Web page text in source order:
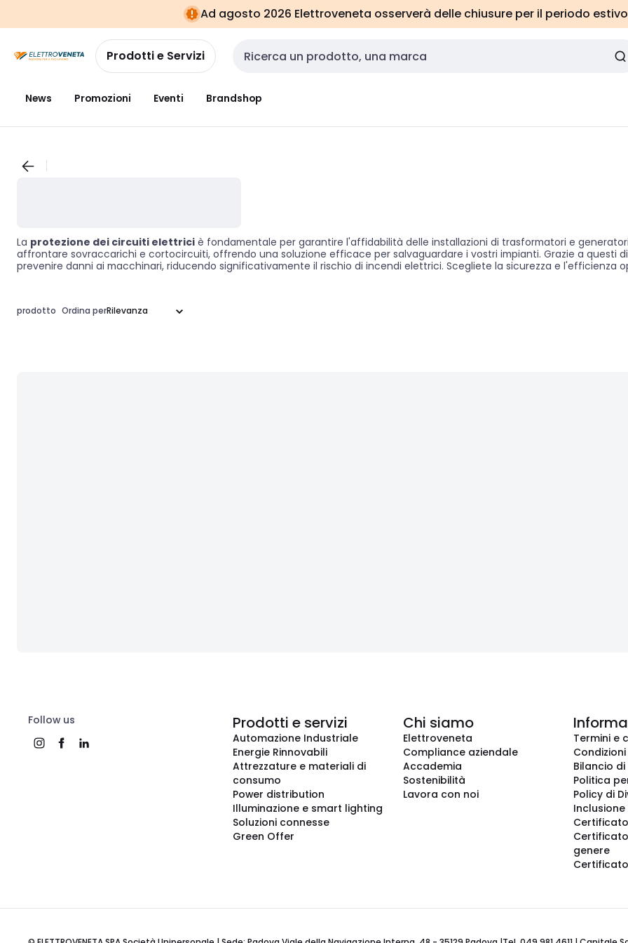
navigazionealla
pagina
Ad agosto 2026 Elettroveneta osserverà delle chiusure per il periodo
Prodotti e Servizi Cerca input
News Promozioni Eventi Brandshop
La protezione dei circuiti elettrici è fondamentale per garantire l'affidabilità delle installazioni di trasformatori e
affrontare sovraccarichi e cortocircuiti, offrendo una soluzione efficace per salvaguardare i vostri impianti. Grazie a questi
prevenire danni ai macchinari, riducendo significativamente il rischio di incendi elettrici. Scegliete la sicurezza e l'efficienza
prodotto Ordina per
Follow us Prodotti e servizi
Automazione Industriale
Energie Rinnovabili
Attrezzature e materiali di
consumo
Power distribution
Illuminazione e smart lighting
Soluzioni connesse
Green Offer
Chi siamo
Elettroveneta
Compliance aziendale
Accademia
Sostenibilità
Lavora con noi
Termini e
Bilancio
Politica
Policy di
Inclusione
genere
Certificato